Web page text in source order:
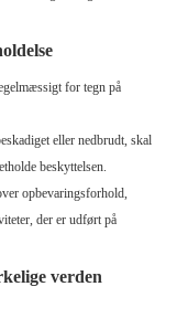
for tegn på
eller nedbrudt, skal
beskyttelsen.
opbevaringsforhold,
der er udført på
verden